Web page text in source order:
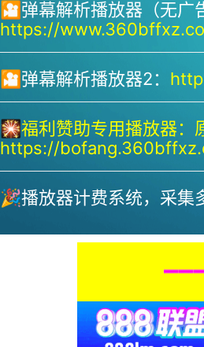
🎦弹幕解析播放器（无广
https://
🎦弹幕解析播放器2：
🎇福利赞助专用播放器：
https://
🎉播放器计费系统，采集